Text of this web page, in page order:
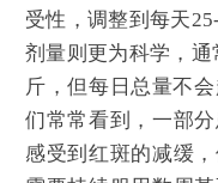
受性，调整到每天
剂量则更为科学，
斤，但每日总量不
们常常看到，一部
感受到红斑的减缓